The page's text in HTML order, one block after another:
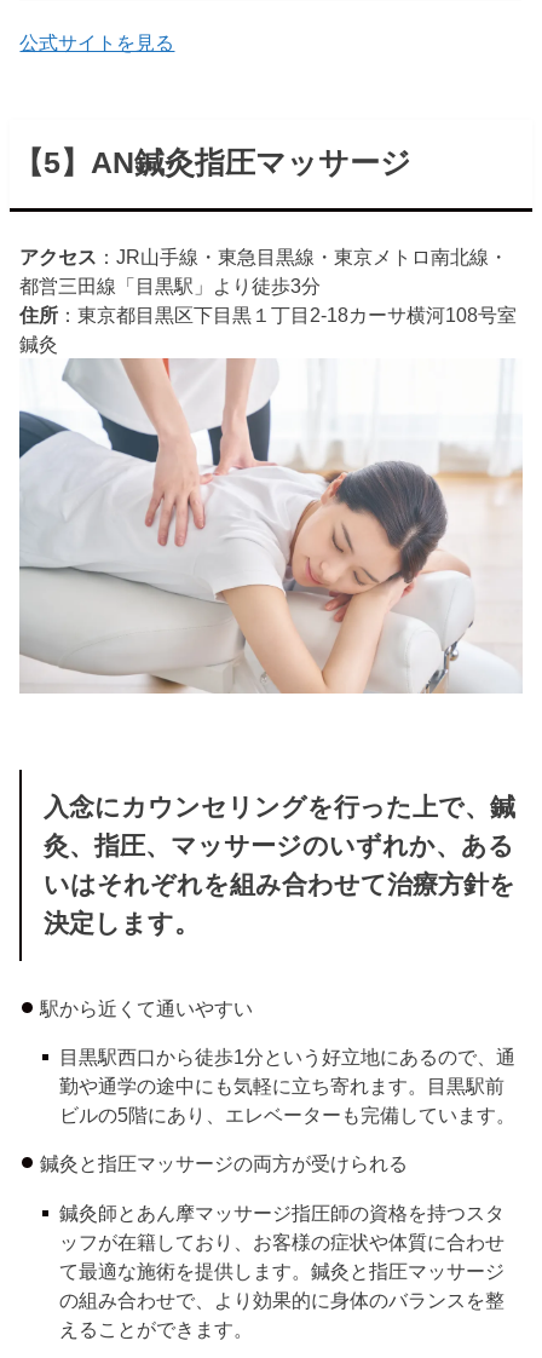
公式サイトを見る
【5】AN鍼灸指圧マッサージ
アクセス ：JR山手線・東急目黒線・東京メトロ南北線・
都営三田線「目黒駅」より徒歩3分
住所 ：東京都目黒区下目黒１丁目2-18カーサ横河108号室
鍼灸
入念にカウンセリングを行った上で、鍼
灸、指圧、マッサージのいずれか、ある
いはそれぞれを組み合わせて治療方針を
決定します。
駅から近くて通いやすい
目黒駅西口から徒歩1分という好立地にあるので、通
勤や通学の途中にも気軽に立ち寄れます。目黒駅前
ビルの5階にあり、エレベーターも完備しています。
鍼灸と指圧マッサージの両方が受けられる
鍼灸師とあん摩マッサージ指圧師の資格を持つスタ
ッフが在籍しており、お客様の症状や体質に合わせ
て最適な施術を提供します。鍼灸と指圧マッサージ
の組み合わせで、より効果的に身体のバランスを整
えることができます。